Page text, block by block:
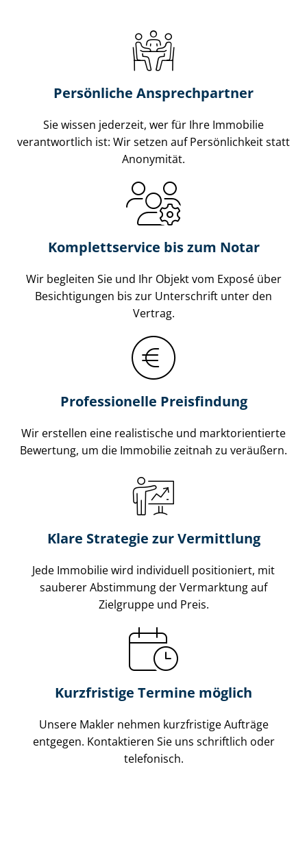
Persönliche Ansprechpartner
Sie wissen jederzeit, wer für Ihre Immobilie
verantwortlich ist: Wir setzen auf Persönlichkeit statt
Anonymität.
Komplettservice bis zum Notar
Wir begleiten Sie und Ihr Objekt vom Exposé über
Besichtigungen bis zur Unterschrift unter den
Vertrag.
Professionelle Preisfindung
Wir erstellen eine realistische und markt­ori­en­tier­te
Bewertung, um die Immobilie zeitnah zu veräußern.
Klare Strategie zur Vermittlung
Jede Immobilie wird individuell positioniert, mit
sauberer Abstimmung der Vermarktung auf
Zielgruppe und Preis.
Kurzfristige Termine möglich
Unsere Makler nehmen kurzfristige Aufträge
entgegen. Kontaktieren Sie uns schriftlich oder
telefonisch.